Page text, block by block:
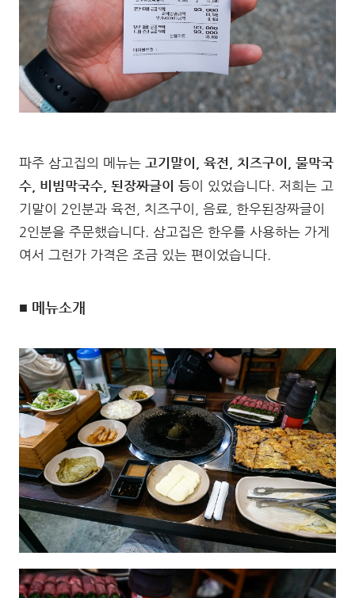
파주 삼고집의 메뉴는 고기말이, 육전, 치즈구이, 물막국
수, 비빔막국수, 된장짜글이 등이 있었습니다. 저희는 고
기말이 2인분과 육전, 치즈구이, 음료, 한우된장짜글이
2인분을 주문했습니다. 삼고집은 한우를 사용하는 가게
여서 그런가 가격은 조금 있는 편이었습니다.
■ 메뉴소개